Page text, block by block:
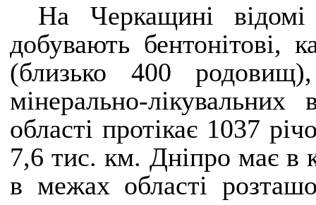
На Черкащині
добувають бентонітові,
(близько 400
мінерально-
області протікає 1037
7,6 тис. км. Дніпро має в
в межах області